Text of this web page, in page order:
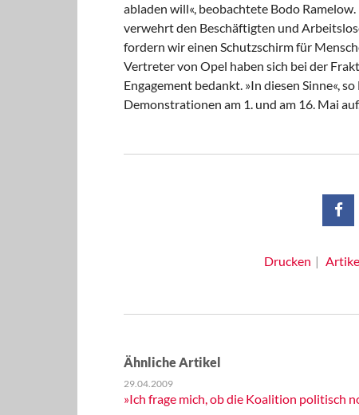
abladen will«, beobachtete Bodo
verwehrt den Beschäftigten und
fordern wir einen Schutzschirm für
Vertreter von Opel haben sich bei der
Engagement bedankt. »In diesen Sinne«,
Demonstrationen am 1. und am 16. Mai
Drucken
Ähnliche Artikel
29.04.2009
»Ich frage mich, ob die Koalition politisch